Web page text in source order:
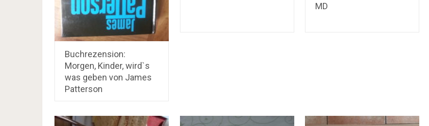
Buchrezension:
Morgen, Kinder, wird`s
was geben von James
Patterson
MD